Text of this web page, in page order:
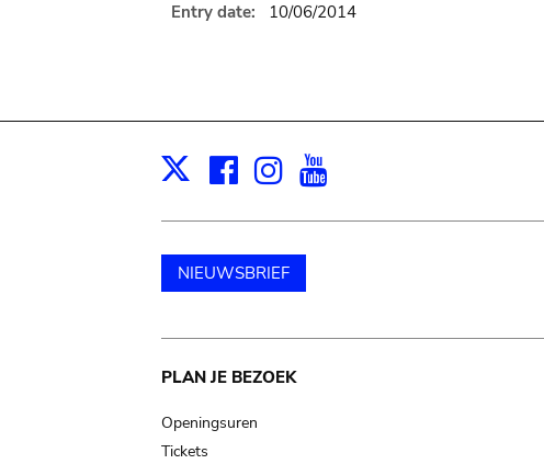
Entry date: 10/06/2014
X Facebook
Instagram
NIEUWSBRIEF
Main
navigation
PLAN JE BEZOEK
Openingsuren
Tickets